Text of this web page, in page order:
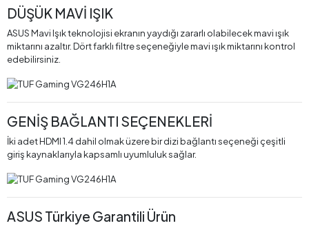
DÜŞÜK MAVİ IŞIK
ASUS Mavi Işık teknolojisi ekranın yaydığı zararlı olabilecek mavi ışık
miktarını azaltır. Dört farklı filtre seçeneğiyle mavi ışık miktarını kontrol
edebilirsiniz.
GENİŞ BAĞLANTI SEÇENEKLERİ
İki adet HDMI 1.4 dahil olmak üzere bir dizi bağlantı seçeneği çeşitli
giriş kaynaklarıyla kapsamlı uyumluluk sağlar.
ASUS Türkiye Garantili Ürün